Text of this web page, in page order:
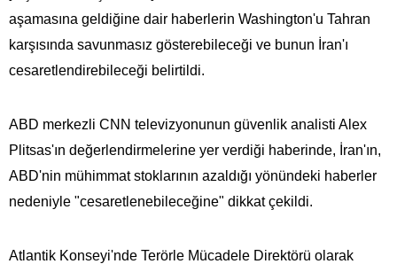
aşamasına geldiğine dair haberlerin Washington'u Tahran
karşısında savunmasız gösterebileceği ve bunun İran'ı
cesaretlendirebileceği belirtildi.
ABD merkezli CNN televizyonunun güvenlik analisti Alex
Plitsas'ın değerlendirmelerine yer verdiği haberinde, İran'ın,
ABD'nin mühimmat stoklarının azaldığı yönündeki haberler
nedeniyle "cesaretlenebileceğine" dikkat çekildi.
Atlantik Konseyi'nde Terörle Mücadele Direktörü olarak